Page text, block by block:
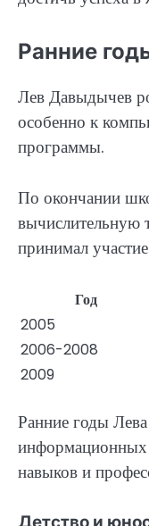
Ранние
Лев Давыдычев
особенно к
программы.
По окончании
вычислительную
принимал
Год
2005
2006-2008
2009
Ранние годы
информационных
навыков и